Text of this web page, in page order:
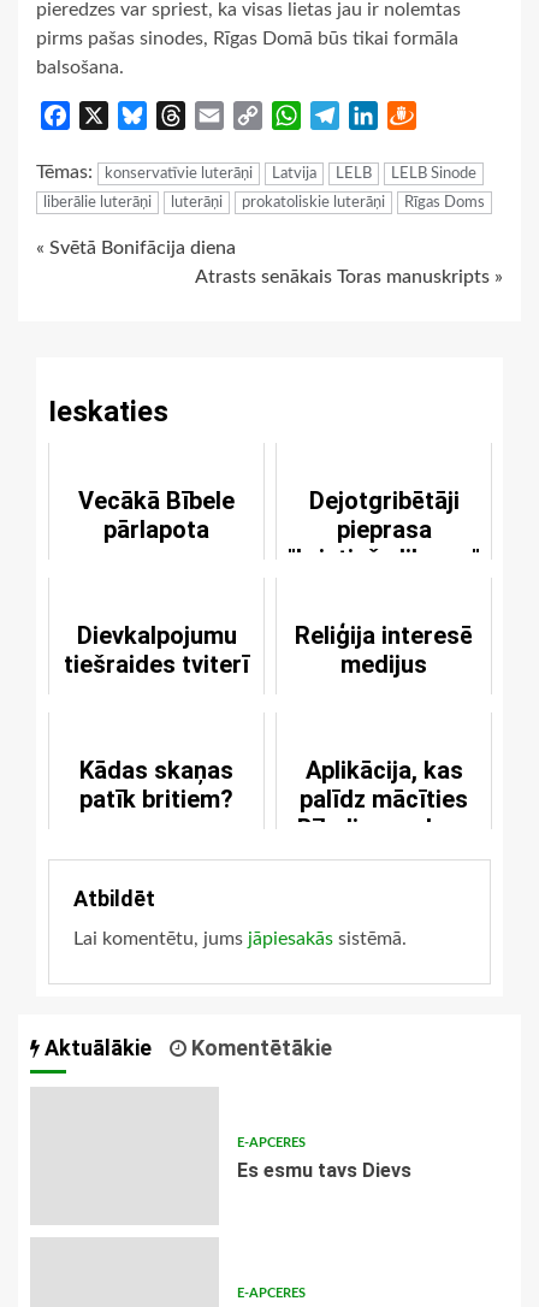
pieredzes var spriest, ka visas lietas jau ir nolemtas
pirms pašas sinodes, Rīgas Domā būs tikai formāla
balsošana.
Facebook BlueskyThreads
Email
Copy
WhatsApp
TelegramLinkedIn
Tēmas: konservatīvie luterāņi Latvija LELB
LELB Sinode
liberālie luterāņi
luterāņi prokatoliskie luterāņi Rīgas Doms
Continue
« Svētā Bonifācija diena
Atrasts senākais Toras manuskripts »
Ieskaties
Vecākā Bībele
pārlapota
Dejotgribētāji
pieprasa
"kristiešu likuma"
Dievkalpojumu
tiešraides tviterī
Reliģija interesē
medijus
Kādas skaņas
patīk britiem?
Aplikācija, kas
palīdz mācīties
Bībeli no galvas
Atbildēt
Lai komentētu, jums jāpiesakās sistēmā.
Aktuālākie Komentētākie
E-APCERES
Es esmu tavs Dievs
E-APCERES